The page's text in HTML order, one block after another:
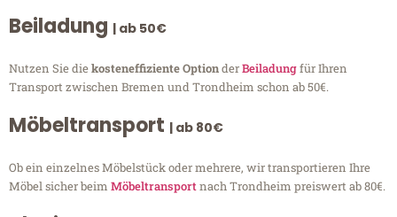
Beiladung | ab 50€
Nutzen Sie diekosteneffiziente OptionderBeiladungfür Ihren
Transport zwischen Bremen und Trondheim schon ab 50€.
Möbeltransport | ab 80€
Ob ein einzelnes Möbelstück oder mehrere, wir transportieren Ihre
Möbel sicher beim Möbeltransportnach Trondheim preiswert ab 80€.